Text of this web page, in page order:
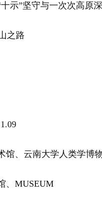
”坚守与一次次高原深
路
、云南大学人类学博
MUSEUM